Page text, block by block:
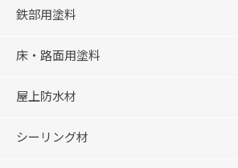
鉄部用塗料
床・路面用塗料
屋上防水材
シーリング材